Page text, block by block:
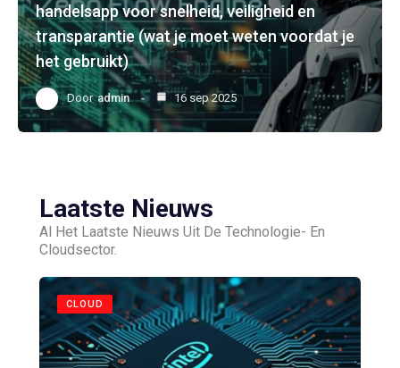
handelsapp voor snelheid, veiligheid en
transparantie (wat je moet weten voordat je
het gebruikt)
Door admin 16 sep 2025
Laatste Nieuws
Al Het Laatste Nieuws Uit De Technologie- En
Cloudsector.
CLOUD